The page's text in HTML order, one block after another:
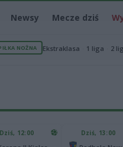
Newsy Mecze dziś
NOŻNA Ekstraklasa 1 liga 2
Dziś, 12:00 Dziś, 13:00